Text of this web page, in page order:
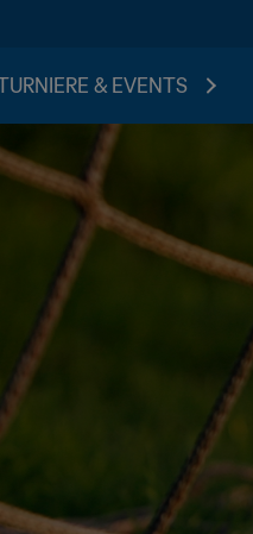
& EVENTS